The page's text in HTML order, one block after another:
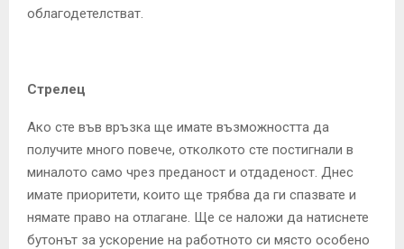
облагодетелстват.
Стрелец
Ако сте във връзка ще имате възможността да
получите много повече, отколкото сте постигнали в
миналото само чрез преданост и отдаденост. Днес
имате приоритети, които ще трябва да ги спазвате и
нямате право на отлагане. Ще се наложи да натиснете
бутонът за ускорение на работното си място особено